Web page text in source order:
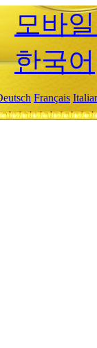
모바
한국어
Français